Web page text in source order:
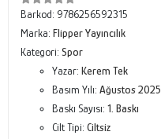
Barkod: 9786256592315
Marka: Flipper Yayıncılık
Kategori: Spor
Yazar: Kerem Tek
Basım Yılı: Ağustos 2025
Baskı Sayısı: 1. Baskı
Cilt Tipi: Ciltsiz